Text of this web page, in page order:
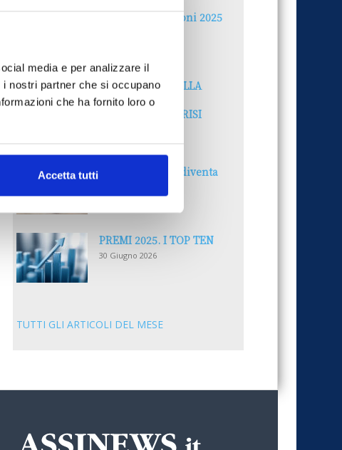
media e per analizzare il
nostri partner che si occupano
che ha fornito loro o
Accetta tutti
Reclami e sanzioni 2025
LA GESTIONE DELLA
REPUTAZIONE.
RECENSIONI E CRISI
30 Giugno 2026
Il “Modulo CAI” diventa
PREMI 2025. I TOP TEN
30 Giugno 2026
TUTTI GLI ARTICOLI DEL MESE